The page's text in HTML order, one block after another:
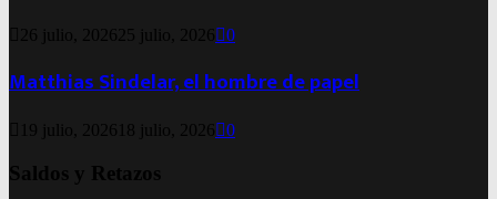
26 julio, 2026 25 julio, 2026 0
Matthias Sindelar, el hombre de papel
19 julio, 2026 18 julio, 2026 0
Saldos y Retazos